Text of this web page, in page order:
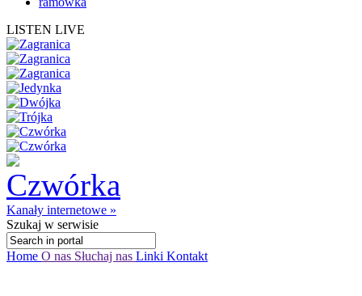
LISTEN LIVE
Kanały internetowe »
Szukaj w serwisie
Home O nas Słuchaj nas Linki Kontakt